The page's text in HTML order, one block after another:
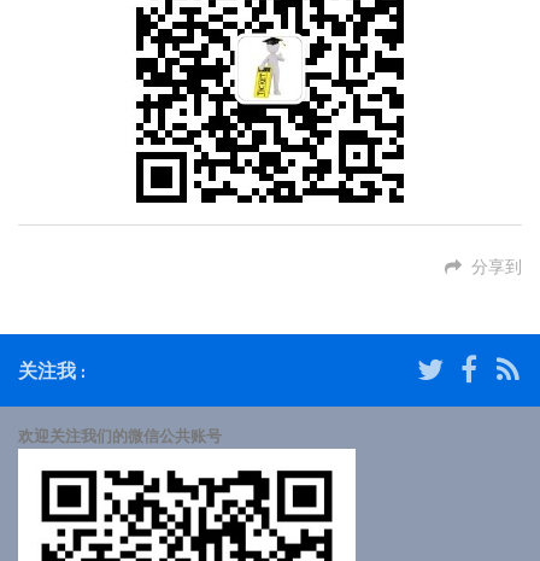
分享到
关注我 :
欢迎关注我们的微信公共账号